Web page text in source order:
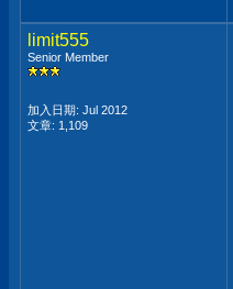
limit555
Senior Member
加入日期: Jul 2012
文章: 1,109